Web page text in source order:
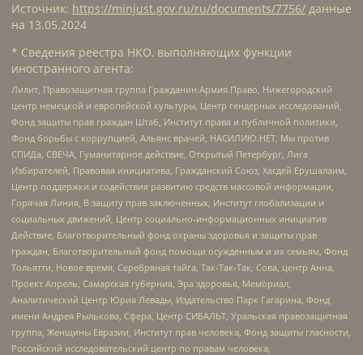
Источник: https://minjust.gov.ru/ru/documents/7756/ данные
на 13.05.2024
* Сведения реестра НКО, выполняющих функции
иностранного агента:
Лилит, Правозащитная группа Гражданин.Армия.Право, Нижегородский
центр немецкой и европейской культуры, Центр гендерных исследований,
Фонд защиты прав граждан Штаб, Институт права и публичной политики,
Фонд борьбы с коррупцией, Альянс врачей, НАСИЛИЮ.НЕТ, Мы против
СПИДа, СВЕЧА, Гуманитарное действие, Открытый Петербург, Лига
Избирателей, Правовая инициатива, Гражданский Союз, Хасдей Ерушалаим,
Центр поддержки и содействия развитию средств массовой информации,
Горячая Линия, В защиту прав заключенных, Институт глобализации и
социальных движений, Центр социально-информационных инициатив
Действие, Благотворительный фонд охраны здоровья и защиты прав
граждан, Благотворительный фонд помощи осужденным и их семьям, Фонд
Тольятти, Новое время, Серебряная тайга, Так-Так-Так, Сова, центр Анна,
Проект Апрель, Самарская губерния, Эра здоровья, Мемориал,
Аналитический Центр Юрия Левады, Издательство Парк Гагарина, Фонд
имени Андрея Рылькова, Сфера, Центр СИБАЛЬТ, Уральская правозащитная
группа, Женщины Евразии, Институт прав человека, Фонд защиты гласности,
Российский исследовательский центр по правам человека,